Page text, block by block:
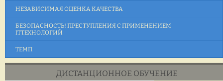
НЕЗАВИСИМАЯ ОЦЕНКА КАЧЕСТВА
БЕЗОПАСНОСТЬ! ПРЕСТУПЛЕНИЯ С ПРИМЕНЕНИЕМ
ITТЕХНОЛОГИЙ
ТЕМП
ДИСТАНЦИОННОЕ ОБУЧЕНИЕ